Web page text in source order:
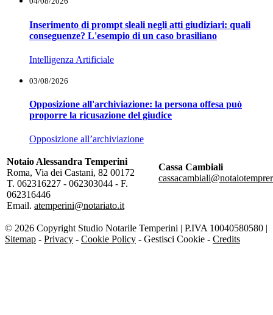
Inserimento di prompt sleali negli atti giudiziari: quali
conseguenze? L'esempio di un caso brasiliano
Intelligenza Artificiale
03/08/2026
Opposizione all'archiviazione: la persona offesa può
proporre la ricusazione del giudice
Opposizione all’archiviazione
Notaio Alessandra Temperini
Roma, Via dei Castani, 82 00172
T. 062316227 - 062303044 - F.
062316446
Email. atemperini@notariato.it
Cassa Cambiali
© 2026 Copyright Studio Notarile Temperini | P.IVA 10040580580 |
Sitemap - Privacy - Cookie Policy - Gestisci Cookie - Credits